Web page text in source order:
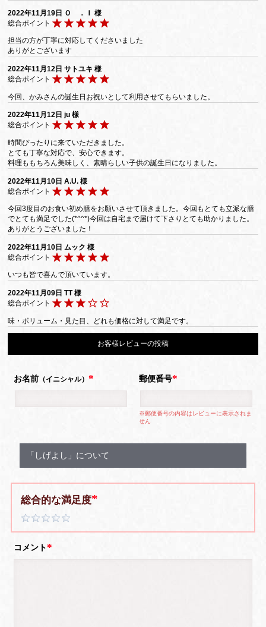
2022年11月19日 Ｏ ．Ｉ 様
総合ポイント
担当の方が丁寧に対応してくださいました
ありがとございます
2022年11月12日 サトユキ 様
総合ポイント
今回、かみさんの誕生日お祝いとして利用させてもらいました。
2022年11月12日 ju 様
総合ポイント
時間ぴったりに来ていただきました。
とても丁寧な対応で、安心できます。
料理ももちろん美味しく、素晴らしい子供の誕生日になりました。
2022年11月10日 A.U. 様
総合ポイント
今回3度目のお食い初め膳をお願いさせて頂きました。今回もとても立派な膳
でとても満足でした(*^^*)今回は自宅まで届けて下さりとても助かりました。
ありがとうございました！
2022年11月10日 ムック 様
総合ポイント
いつも皆で喜んで頂いています。
2022年11月09日 TT 様
総合ポイント
味・ボリューム・見た目、どれも価格に対して満足です。
お客様レビューの投稿
お名前 （イニシャル） 郵便番号
※郵便番号の内容はレビューに表示されま
せん
「しげよし」について
総合的な満足度
コメント